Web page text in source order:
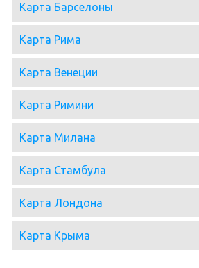
Карта Барселоны
Карта Рима
Карта Венеции
Карта Римини
Карта Милана
Карта Стамбула
Карта Лондона
Карта Крыма